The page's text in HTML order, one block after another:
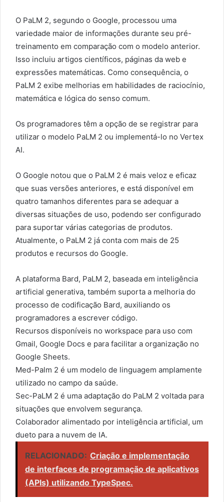
O PaLM 2, segundo o Google, processou uma
variedade maior de informações durante seu pré-
treinamento em comparação com o modelo anterior.
Isso incluiu artigos científicos, páginas da web e
expressões matemáticas. Como consequência, o
PaLM 2 exibe melhorias em habilidades de raciocínio,
matemática e lógica do senso comum.
Os programadores têm a opção de se registrar para
utilizar o modelo PaLM 2 ou implementá-lo no Vertex
AI.
O Google notou que o PaLM 2 é mais veloz e eficaz
que suas versões anteriores, e está disponível em
quatro tamanhos diferentes para se adequar a
diversas situações de uso, podendo ser configurado
para suportar várias categorias de produtos.
Atualmente, o PaLM 2 já conta com mais de 25
produtos e recursos do Google.
A plataforma Bard, PaLM 2, baseada em inteligência
artificial generativa, também suporta a melhoria do
processo de codificação Bard, auxiliando os
programadores a escrever código.
Recursos disponíveis no workspace para uso com
Gmail, Google Docs e para facilitar a organização no
Google Sheets.
Med-Palm 2 é um modelo de linguagem amplamente
utilizado no campo da saúde.
Sec-PaLM 2 é uma adaptação do PaLM 2 voltada para
situações que envolvem segurança.
Colaborador alimentado por inteligência artificial, um
dueto para a nuvem de IA.
RELACIONADO: Criação e implementação
de interfaces de programação de aplicativos
(APIs) utilizando TypeSpec.